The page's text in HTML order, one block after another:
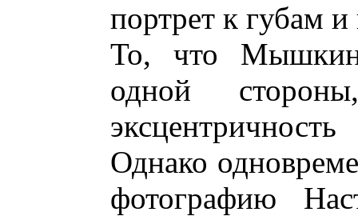
портрет к губам
То, что
одной
Однако
фотографию